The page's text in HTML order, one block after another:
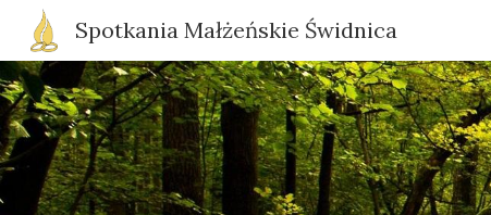
Spotkania Małżeńskie Świdnica